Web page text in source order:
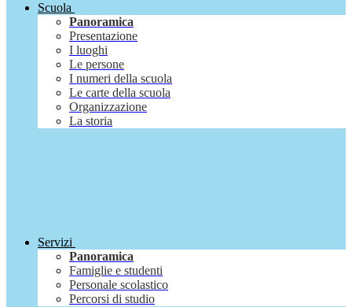
Scuola
Panoramica
Presentazione
I luoghi
Le persone
I numeri della scuola
Le carte della scuola
Organizzazione
La storia
Servizi
Panoramica
Famiglie e studenti
Personale scolastico
Percorsi di studio